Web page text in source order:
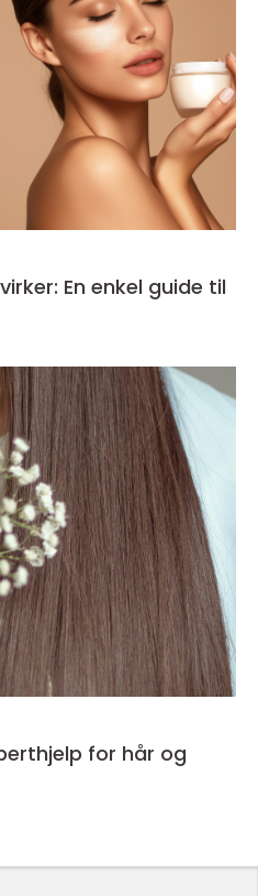
En enkel guide til
for hår og